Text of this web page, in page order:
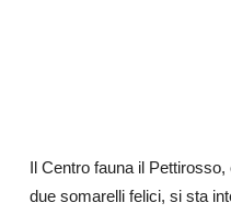
Il Centro fauna il
due somarelli felici, si sta